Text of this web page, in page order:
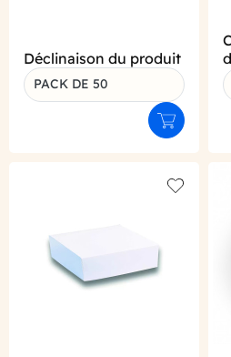
Déclinaison du produit
PACK DE 50
Ajouter au
Add to